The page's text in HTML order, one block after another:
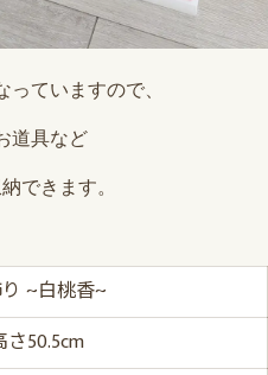
っていますので、
道具など
できます。
~白桃香~
さ50.5cm